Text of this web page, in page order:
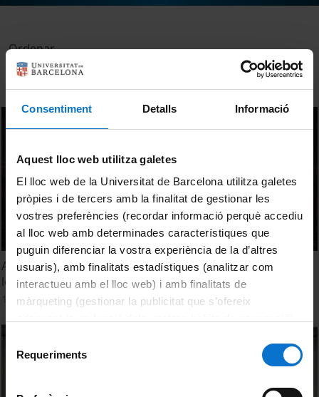
Consentiment Detalls Informació
Aquest lloc web utilitza galetes
El lloc web de la Universitat de Barcelona utilitza galetes
pròpies i de tercers amb la finalitat de gestionar les
vostres preferències (recordar informació perquè accediu
al lloc web amb determinades característiques que
puguin diferenciar la vostra experiència de la d’altres
usuaris), amb finalitats estadístiques (analitzar com
interactueu amb el lloc web) i amb finalitats de
màrqueting (gestionar la publicitat que s’ofereix
consultar laPolítica de galetes del lloc web de la
Requeriments
Ordenar
Acte inaugural del centenari del naixement de Victoria de
los Ángeles
1 Noviembre, 2023